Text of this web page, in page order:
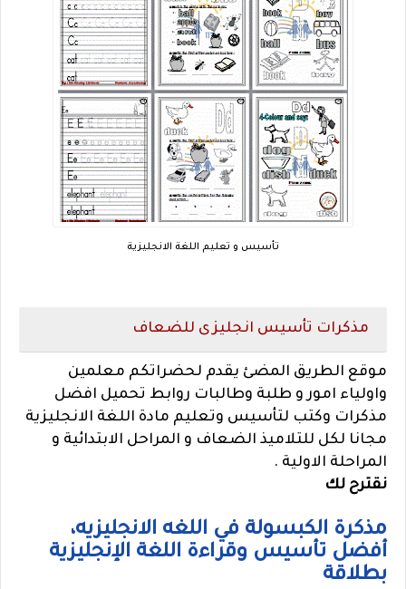
تأسيس و تعليم اللغة الانجليزية
مذكرات تأسيس انجليزى للضعاف
موقع الطريق المضئ يقدم لحضراتكم معلمين
واولياء امور و طلبة وطالبات روابط تحميل افضل
مذكرات وكتب لتأسيس وتعليم مادة اللغة الانجليزية
مجانا لكل للتلاميذ الضعاف و المراحل الابتدائية و
المراحلة الاولية .
نقترح لك
مذكرة الكبسولة في اللغه الانجليزيه،
أفضل تأسيس وقراءة اللغة الإنجليزية
بطلاقة